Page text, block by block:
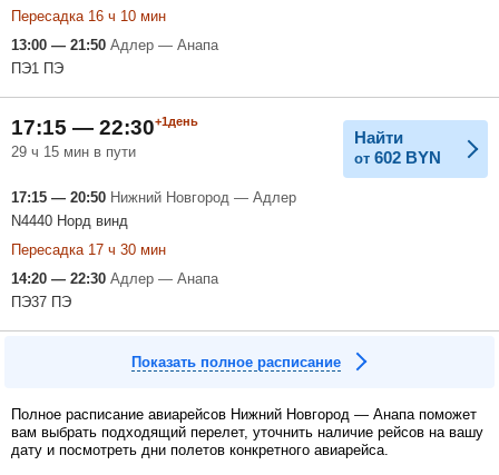
Пересадка 16 ч 10 мин
13:00 — 21:50 Адлер — Анапа
ПЭ1 ПЭ
17:15 — 22:30+1день
29 ч 15 мин в пути
Найти
от 602 BYN
17:15 — 20:50 Нижний Новгород — Адлер
N4440 Норд винд
Пересадка 17 ч 30 мин
14:20 — 22:30 Адлер — Анапа
ПЭ37 ПЭ
Показать полное расписание
Полное расписание авиарейсов Нижний Новгород — Анапа поможет
вам выбрать подходящий перелет, уточнить наличие рейсов на вашу
дату и посмотреть дни полетов конкретного авиарейса.